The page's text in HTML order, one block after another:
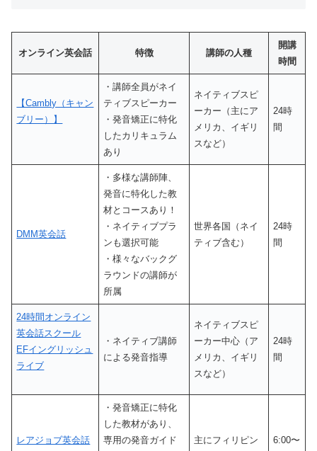
オンライン英会話 特徴 講師の人種
開講
時間
【Cambly（キャン
ブリー）】
・講師全員がネイ
ティブスピーカー
・発音矯正に特化
したカリキュラム
あり
ネイティブスピ
ーカー（主にア
メリカ、イギリ
スなど）
24時
間
DMM英会話
・多様な講師陣、
発音に特化した教
材とコースあり！
・ネイティブプラ
ンも選択可能
・様々なバックグ
ラウンドの講師が
所属
世界各国（ネイ
ティブ含む）
24時
間
24時間オンライン
英会話スクール
EFイングリッシュ
ライブ
・ネイティブ講師
による発音指導
ネイティブスピ
ーカー中心（ア
メリカ、イギリ
スなど）
24時
間
レアジョブ英会話
・発音矯正に特化
した教材があり、
専用の発音ガイド
主にフィリピン 6:00〜